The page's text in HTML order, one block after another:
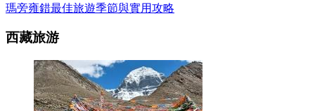
瑪旁雍錯最佳旅遊季節與實用攻略
西藏旅游